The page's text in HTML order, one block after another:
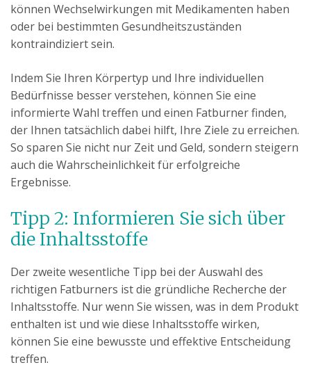
können Wechselwirkungen mit Medikamenten haben
oder bei bestimmten Gesundheitszuständen
kontraindiziert sein.
Indem Sie Ihren Körpertyp und Ihre individuellen
Bedürfnisse besser verstehen, können Sie eine
informierte Wahl treffen und einen Fatburner finden,
der Ihnen tatsächlich dabei hilft, Ihre Ziele zu erreichen.
So sparen Sie nicht nur Zeit und Geld, sondern steigern
auch die Wahrscheinlichkeit für erfolgreiche
Ergebnisse.
Tipp 2: Informieren Sie sich über
die Inhaltsstoffe
Der zweite wesentliche Tipp bei der Auswahl des
richtigen Fatburners ist die gründliche Recherche der
Inhaltsstoffe. Nur wenn Sie wissen, was in dem Produkt
enthalten ist und wie diese Inhaltsstoffe wirken,
können Sie eine bewusste und effektive Entscheidung
treffen.